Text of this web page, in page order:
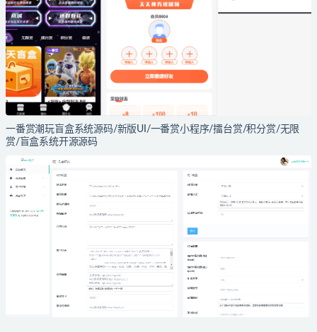
一番赏潮玩盲盒系统源码/新版UI/一番赏小程序/擂台赏/积分赏/无限
赏/盲盒系统开源源码